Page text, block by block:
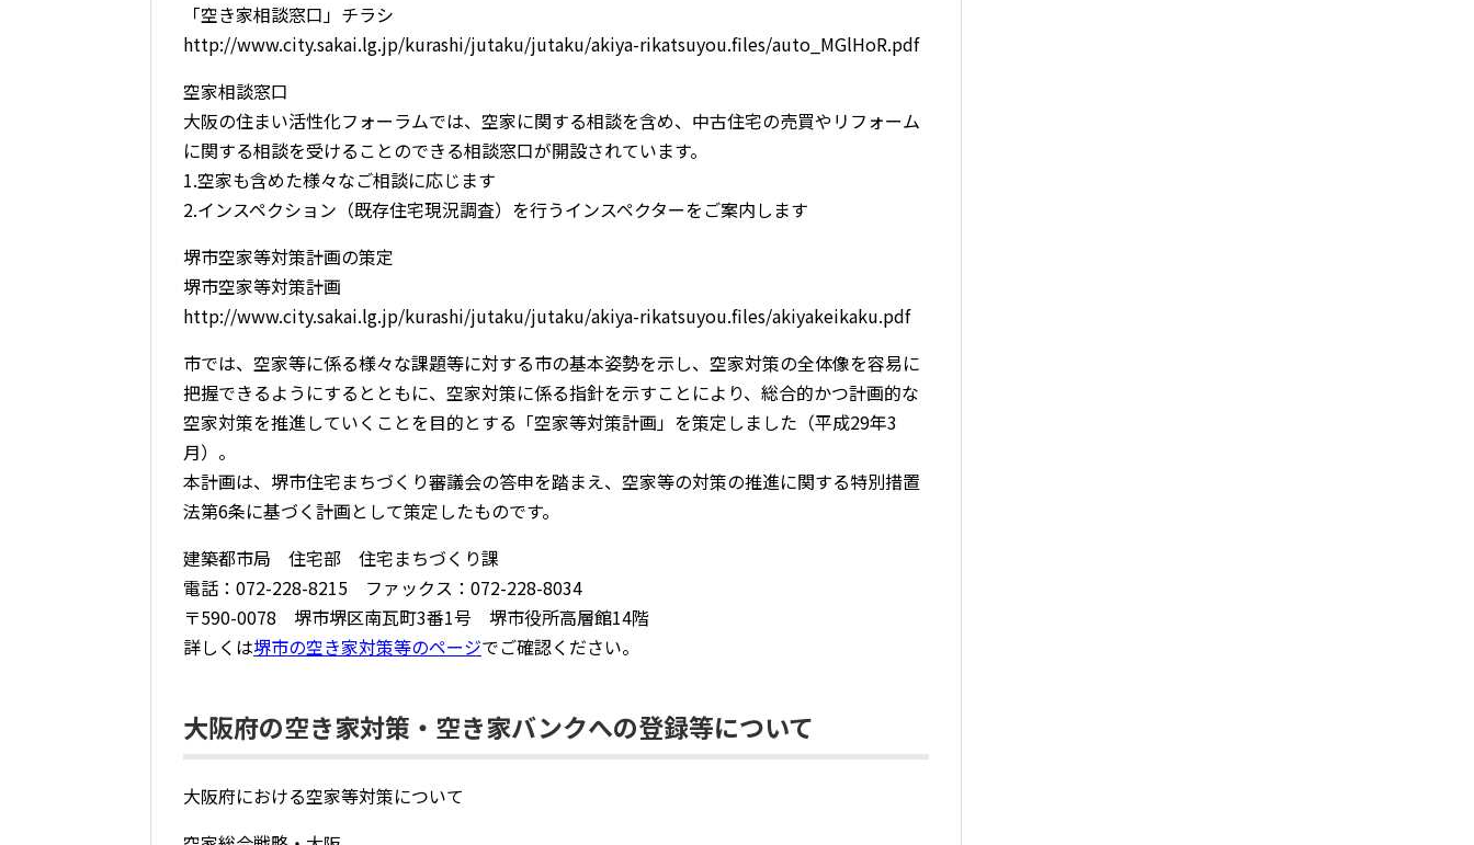
「空き家相談窓口」チラシ
http://www.city.sakai.lg.jp/kurashi/jutaku/jutaku/akiya-rikatsuyou.files/auto_MGlHoR.pdf
空家相談窓口
大阪の住まい活性化フォーラムでは、空家に関する相談を含め、中古住宅の売買やリフォーム
に関する相談を受けることのできる相談窓口が開設されています。
1.空家も含めた様々なご相談に応じます
2.インスペクション（既存住宅現況調査）を行うインスペクターをご案内します
堺市空家等対策計画の策定
堺市空家等対策計画
http://www.city.sakai.lg.jp/kurashi/jutaku/jutaku/akiya-rikatsuyou.files/akiyakeikaku.pdf
市では、空家等に係る様々な課題等に対する市の基本姿勢を示し、空家対策の全体像を容易に
把握できるようにするとともに、空家対策に係る指針を示すことにより、総合的かつ計画的な
空家対策を推進していくことを目的とする「空家等対策計画」を策定しました（平成29年3
月）。
本計画は、堺市住宅まちづくり審議会の答申を踏まえ、空家等の対策の推進に関する特別措置
法第6条に基づく計画として策定したものです。
建築都市局 住宅部 住宅まちづくり課
電話：072-228-8215 ファックス：072-228-8034
〒590-0078 堺市堺区南瓦町3番1号 堺市役所高層館14階
詳しくは堺市の空き家対策等のページでご確認ください。
大阪府の空き家対策・空き家バンクへの登録等について
大阪府における空家等対策について